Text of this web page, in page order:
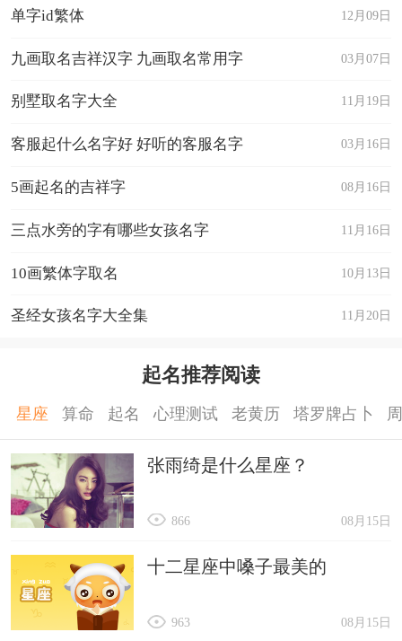
12月09日
单字id繁体
03月07日
九画取名吉祥汉字 九画取名常用字
11月19日
别墅取名字大全
03月16日
客服起什么名字好 好听的客服名字
08月16日
5画起名的吉祥字
11月16日
三点水旁的字有哪些女孩名字
10月13日
10画繁体字取名
11月20日
圣经女孩名字大全集
起名推荐阅读
星座 算命 起名 心理测试 老黄历 塔罗牌占卜
张雨绮是什么星座？
08月15日
866
十二星座中嗓子最美的
08月15日
963